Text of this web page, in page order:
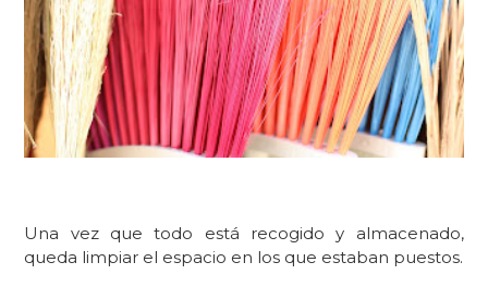
Una vez que todo está recogido y almacenado,
queda limpiar el espacio en los que estaban puestos.